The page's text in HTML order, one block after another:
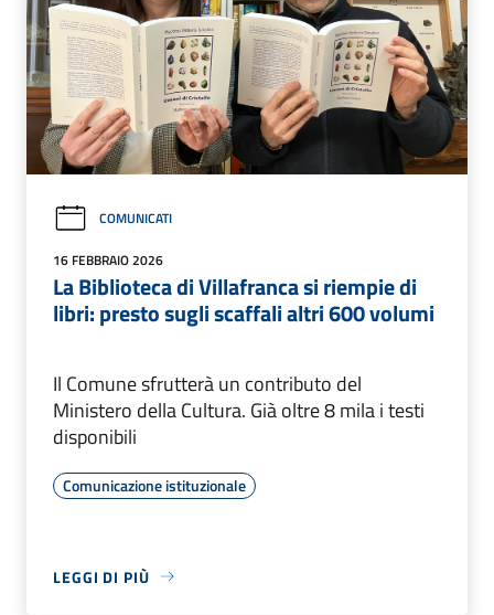
COMUNICATI
16 FEBBRAIO 2026
La Biblioteca di Villafranca si riempie di
libri: presto sugli scaffali altri 600 volumi
Il Comune sfrutterà un contributo del
Ministero della Cultura. Già oltre 8 mila i testi
disponibili
Comunicazione istituzionale
LEGGI DI PIÙ